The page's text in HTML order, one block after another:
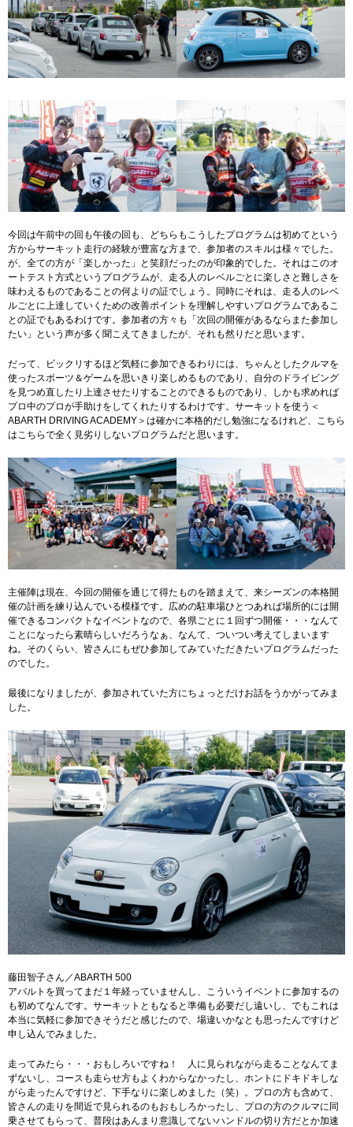
今回は午前中の回も午後の回も、どちらもこうしたプログラムは初めてという
方からサーキット走行の経験が豊富な方まで、参加者のスキルは様々でした。
が、全ての方が「楽しかった」と笑顔だったのが印象的でした。それはこのオ
ートテスト方式というプログラムが、走る人のレベルごとに楽しさと難しさを
味わえるものであることの何よりの証でしょう。同時にそれは、走る人のレベ
ルごとに上達していくための改善ポイントを理解しやすいプログラムであるこ
との証でもあるわけです。参加者の方々も「次回の開催があるならまた参加し
たい」という声が多く聞こえてきましたが、それも然りだと思います。
だって、ビックリするほど気軽に参加できるわりには、ちゃんとしたクルマを
使ったスポーツ＆ゲームを思いきり楽しめるものであり、自分のドライビング
を見つめ直したり上達させたりすることのできるものであり、しかも求めれば
プロ中のプロが手助けをしてくれたりするわけです。サーキットを使う＜
ABARTH DRIVING ACADEMY＞は確かに本格的だし勉強になるけれど、こちら
はこちらで全く見劣りしないプログラムだと思います。
主催陣は現在、今回の開催を通じて得たものを踏まえて、来シーズンの本格開
催の計画を練り込んでいる模様です。広めの駐車場ひとつあれば場所的には開
催できるコンパクトなイベントなので、各県ごとに１回ずつ開催・・・なんて
ことになったら素晴らしいだろうなぁ、なんて、ついつい考えてしまいます
ね。そのくらい、皆さんにもぜひ参加してみていただきたいプログラムだった
のでした。
最後になりましたが、参加されていた方にちょっとだけお話をうかがってみま
した。
藤田智子さん／ABARTH 500
アバルトを買ってまだ１年経っていませんし、こういうイベントに参加するの
も初めてなんです。サーキットともなると準備も必要だし遠いし、でもこれは
本当に気軽に参加できそうだと感じたので、場違いかなとも思ったんですけど
申し込んでみました。
走ってみたら・・・おもしろいですね！ 人に見られながら走ることなんてま
ずないし、コースも走らせ方もよくわからなかったし、ホントにドキドキしな
がら走ったんですけど、下手なりに楽しめました（笑）。プロの方も含めて、
皆さんの走りを間近で見られるのもおもしろかったし、プロの方のクルマに同
乗させてもらって、普段はあんまり意識してないハンドルの切り方だとか加速